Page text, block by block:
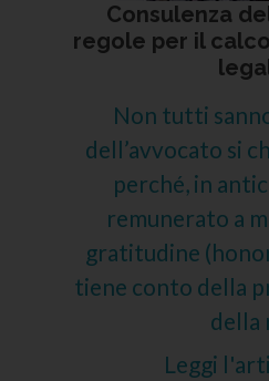
Consulenza
regole per il
Non tutti
dell’avvocato si
perché, in
remunerato a
gratitudine
tiene conto della
della
Leggi